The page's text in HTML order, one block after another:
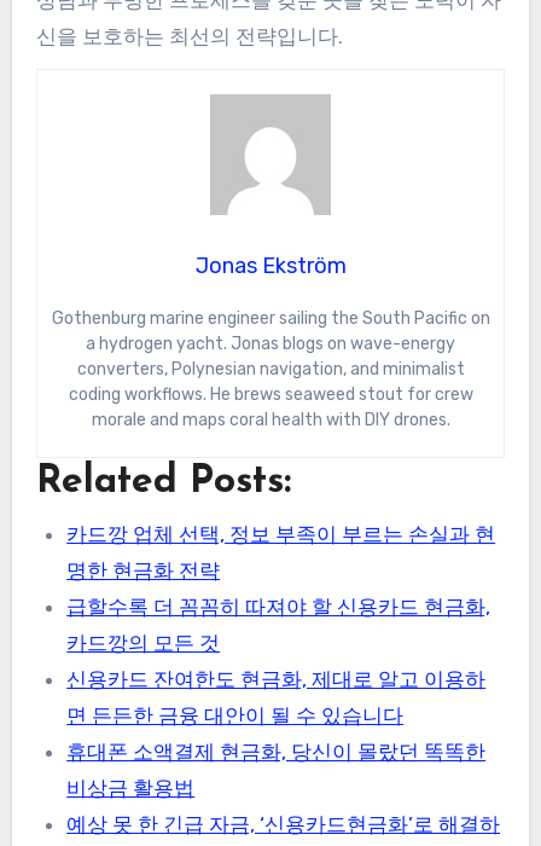
신을 보호하는 최선의 전략입니다.
Jonas Ekström
Gothenburg marine engineer sailing the South Pacific on
a hydrogen yacht. Jonas blogs on wave-energy
converters, Polynesian navigation, and minimalist
coding workflows. He brews seaweed stout for crew
morale and maps coral health with DIY drones.
Related Posts:
카드깡 업체 선택, 정보 부족이 부르는 손실과 현
명한 현금화 전략
급할수록 더 꼼꼼히 따져야 할 신용카드 현금화,
카드깡의 모든 것
신용카드 잔여한도 현금화, 제대로 알고 이용하
면 든든한 금융 대안이 될 수 있습니다
휴대폰 소액결제 현금화, 당신이 몰랐던 똑똑한
비상금 활용법
예상 못 한 긴급 자금, ‘신용카드현금화’로 해결하